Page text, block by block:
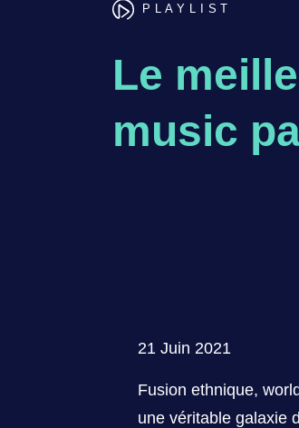
PLAYLIST
Le
music
21 Juin 2021
Fusion ethnique,
une véritable galaxie